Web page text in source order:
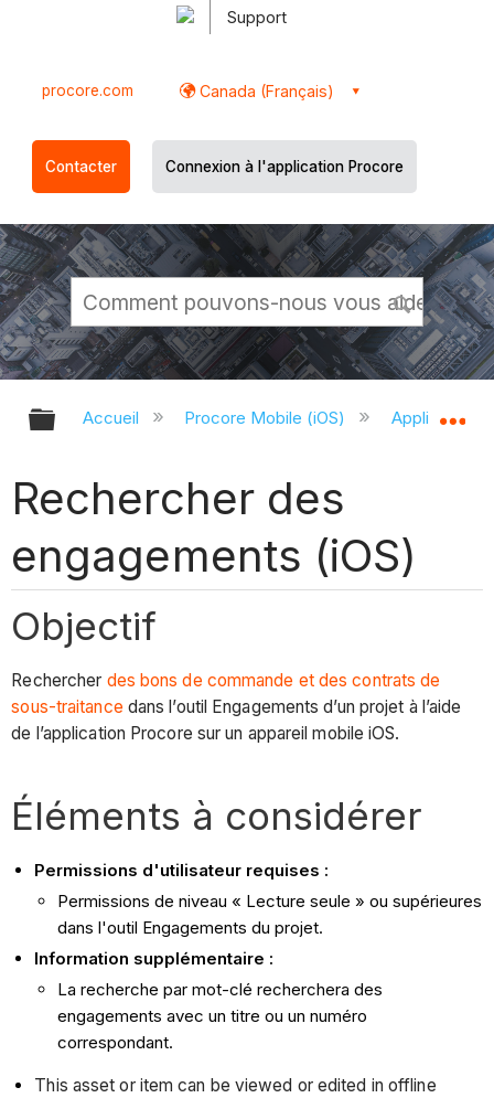
Support
procore.com Canada (Français)
Contacter Connexion à l'application Procore
Développer/réduire la hiérarchie
Accueil Procore Mobile (iOS) Application
Rechercher des
engagements (iOS)
Objectif
Rechercher des bons de commande et des contrats de
sous-traitance dans l’outil Engagements d’un projet à l’aide
de l’application Procore sur un appareil mobile iOS.
Éléments à considérer
Permissions d'utilisateur requises :
Permissions de niveau « Lecture seule » ou supérieures
dans l'outil Engagements du projet.
Information supplémentaire :
La recherche par mot-clé recherchera des
engagements avec un titre ou un numéro
correspondant.
This asset or item can be viewed or edited in offline